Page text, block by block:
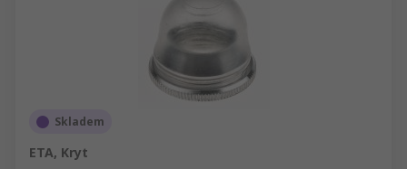
Skladem
ETA, Kryt